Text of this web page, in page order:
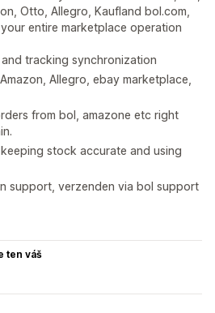
Otto, Allegro, Kaufland bol.com,
entire marketplace operation
tracking synchronization
Allegro, ebay marketplace,
from bol, amazone etc right
stock accurate and using
support, verzenden via bol support
ten váš